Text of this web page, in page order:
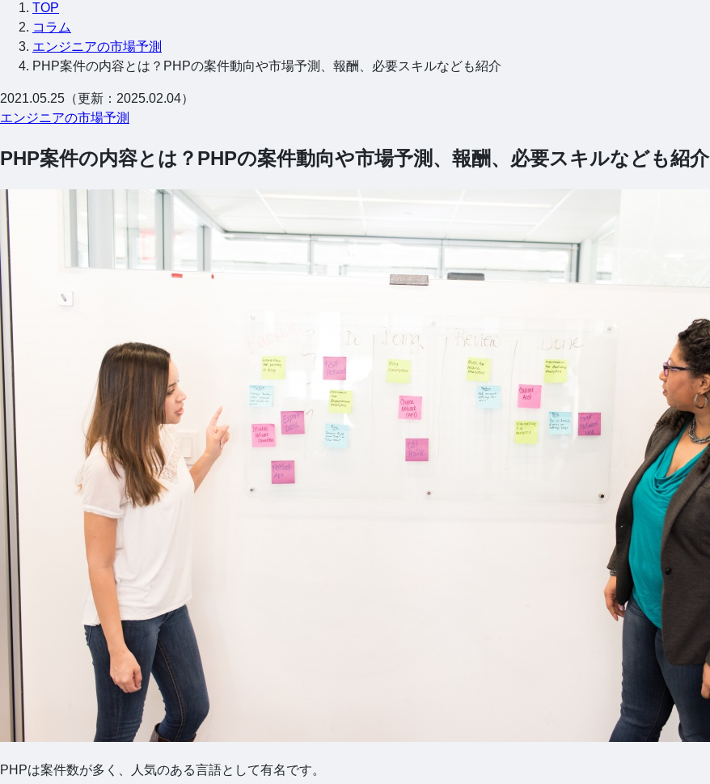
TOP
コラム
エンジニアの市場予測
PHP案件の内容とは？PHPの案件動向や市場予測、報酬、必要スキルなども紹介
2021.05.25（更新：2025.02.04）
エンジニアの市場予測
PHP案件の内容とは？PHPの案件動向や市場予測、報酬、必要スキルなども紹介
PHPは案件数が多く、人気のある言語として有名です。